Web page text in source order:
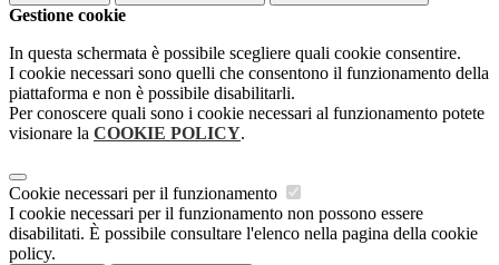
Gestione cookie
In questa schermata è possibile scegliere quali cookie consentire.
I cookie necessari sono quelli che consentono il funzionamento della
piattaforma e non è possibile disabilitarli.
Per conoscere quali sono i cookie necessari al funzionamento potete
visionare la COOKIE POLICY.
Cookie necessari per il funzionamento
I cookie necessari per il funzionamento non possono essere
disabilitati. È possibile consultare l'elenco nella pagina della cookie
policy.